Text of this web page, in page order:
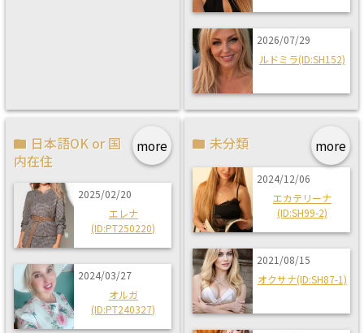
2026/07/29
ルドミラ(ID:SH152)
more
日本語OK or 国
内在住
2025/02/20
エレナ
(ID:PT250220)
2024/03/27
オルガ
(ID:PT240327)
more
未分類
2024/12/06
エカテリーナ
(ID:SH99-2)
2021/08/15
オクサナ(ID:SH87-1)